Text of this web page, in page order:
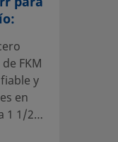
FKM
y
en
1 1/2